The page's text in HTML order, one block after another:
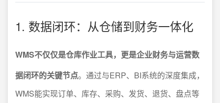
1. 数据闭环：从仓储到财务一体化
WMS不仅仅是仓库作业工具，更是企业财务与运营数
据闭环的关键节点。通过与ERP、BI系统的深度集成，
WMS能实现订单、库存、采购、发货、退货、盘点等